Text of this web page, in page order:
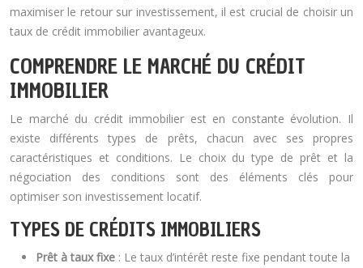
maximiser le retour sur investissement, il est crucial de choisir un
taux de crédit immobilier avantageux.
COMPRENDRE LE MARCHÉ DU CRÉDIT
IMMOBILIER
Le marché du crédit immobilier est en constante évolution. Il
existe différents types de prêts, chacun avec ses propres
caractéristiques et conditions. Le choix du type de prêt et la
négociation des conditions sont des éléments clés pour
optimiser son investissement locatif.
TYPES DE CRÉDITS IMMOBILIERS
Prêt à taux fixe : Le taux d’intérêt reste fixe pendant toute la